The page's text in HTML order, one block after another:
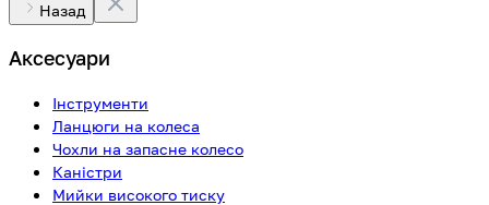
Назад
Аксесуари
Інструменти
Ланцюги на колеса
Чохли на запасне колесо
Каністри
Мийки високого тиску